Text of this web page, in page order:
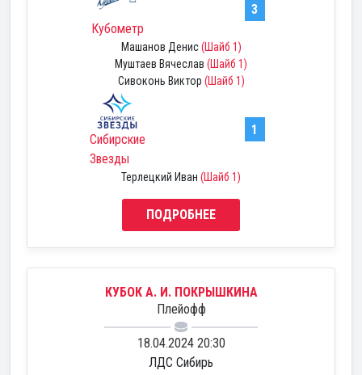
Кубометр
3
Машанов Денис(Шайб 1)
Муштаев Вячеслав (Шайб 1)
Сивоконь Виктор (Шайб 1)
1
Сибирские
Звезды
Терлецкий Иван (Шайб 1)
ПОДРОБНЕЕ
КУБОК А. И. ПОКРЫШКИНА
Плейофф
18.04.2024 20:30
ЛДС Сибирь